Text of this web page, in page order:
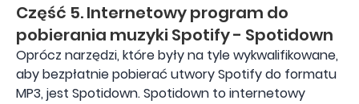
Część 5. Internetowy program do
pobierania muzyki Spotify - Spotidown
Oprócz narzędzi, które były na tyle wykwalifikowane,
aby bezpłatnie pobierać utwory Spotify do formatu
MP3, jest Spotidown. Spotidown to internetowy